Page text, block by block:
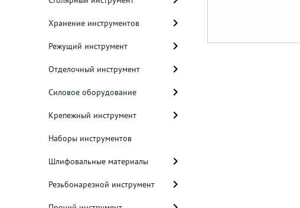
Хранение инструментов
Режущий инструмент
Отделочный инструмент
Силовое оборудование
Крепежный инструмент
Наборы инструментов
Шлифовальные материалы
Резьбонарезной инструмент